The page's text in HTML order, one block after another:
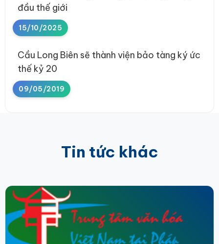
đầu thế giới
15/10/2025
Cầu Long Biên sẽ thành viện bảo tàng ký ức
thế kỷ 20
09/05/2019
Tin tức khác